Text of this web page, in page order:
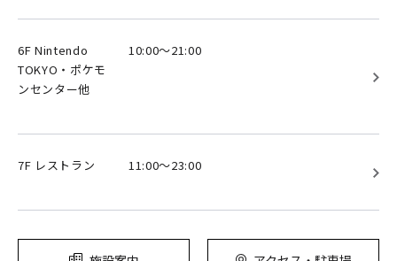
6F Nintendo
TOKYO・ポケモ
ンセンター他
10:00～21:00
7F レストラン 11:00～23:00